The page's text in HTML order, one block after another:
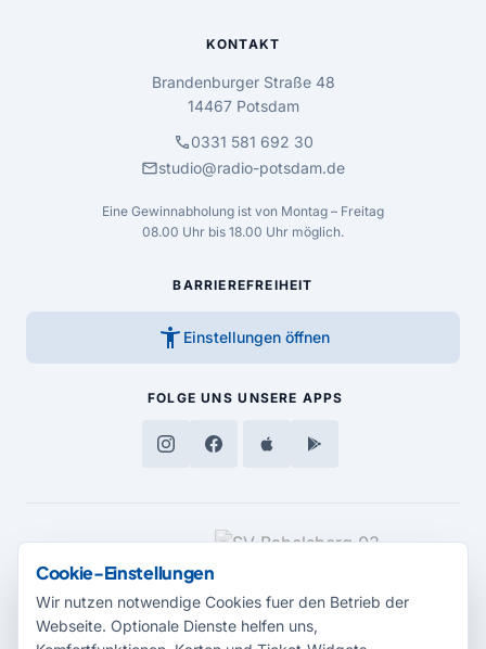
KONTAKT
Brandenburger Straße 48
14467 Potsdam
call0331 581 692 30
mailstudio@radio-potsdam.de
Eine Gewinnabholung ist von Montag – Freitag
08.00 Uhr bis 18.00 Uhr möglich.
BARRIEREFREIHEIT
accessibility_new Einstellungen öffnen
FOLGE UNS UNSERE APPS
MEDIENPARTNER
Cookie-Einstellungen
Wir nutzen notwendige Cookies fuer den Betrieb der
Webseite. Optionale Dienste helfen uns,